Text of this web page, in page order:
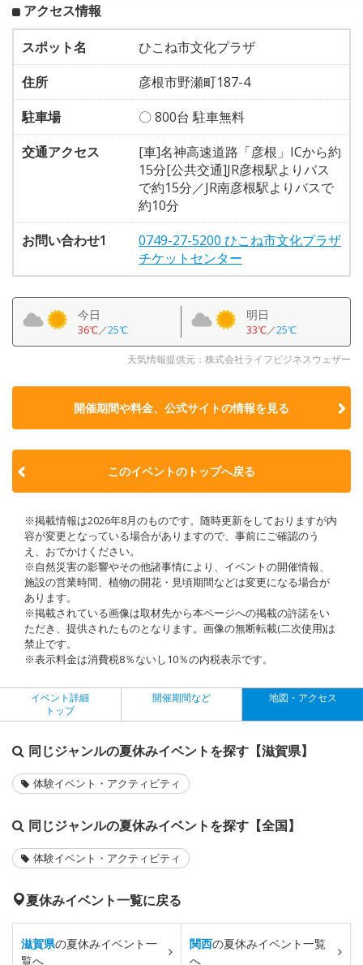
アクセス情報
スポット名
ひこね市文化プラザ
住所
彦根市野瀬町187-4
駐車場
〇 800台 駐車無料
交通アクセス
[車]名神高速道路「彦根」ICから約
15分[公共交通]JR彦根駅よりバス
で約15分／JR南彦根駅よりバスで
約10分
お問い合わせ1
0749-27-5200 ひこね市文化プラザ
チケットセンター
今日
36℃／25℃
明日
33℃／25℃
天気情報提供元：株式会社ライフビジネスウェザー
開催期間や料金、公式サイトの情報を見る
このイベントのトップへ戻る
※掲載情報は2026年8月のものです。随時更新をしておりますが内
容が変更となっている場合がありますので、事前にご確認のう
え、おでかけください。
※自然災害の影響やその他諸事情により、イベントの開催情報、
施設の営業時間、植物の開花・見頃期間などは変更になる場合が
あります。
※掲載されている画像は取材先から本ページへの掲載の許諾をい
ただき、提供されたものとなります。画像の無断転載(二次使用)は
禁止です。
※表示料金は消費税8％ないし10％の内税表示です。
イベント詳細
トップ
開催期間など 地図・アクセス
同じジャンルの夏休みイベントを探す【滋賀県】
体験イベント・アクティビティ
同じジャンルの夏休みイベントを探す【全国】
体験イベント・アクティビティ
夏休みイベント一覧に戻る
滋賀県の夏休みイベント一
覧へ
関西の夏休みイベント一覧
へ